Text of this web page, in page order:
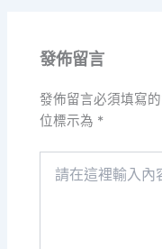
發佈留言
發佈留言必須填寫
位標示為 *